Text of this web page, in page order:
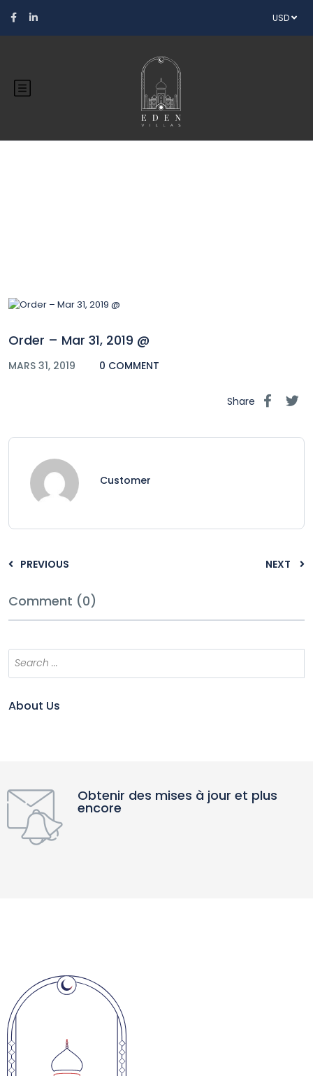
USD
Order – Mar 31, 2019 @
MARS 31, 2019 0 COMMENT
Share
Customer
PREVIOUS NEXT
Comment (0)
About Us
Obtenir des mises à jour et plus
encore